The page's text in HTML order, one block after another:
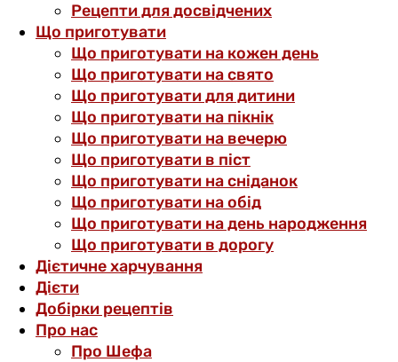
Рецепти для досвідчених
Що приготувати
Що приготувати на кожен день
Що приготувати на свято
Що приготувати для дитини
Що приготувати на пікнік
Що приготувати на вечерю
Що приготувати в піст
Що приготувати на сніданок
Що приготувати на обід
Що приготувати на день народження
Що приготувати в дорогу
Дієтичне харчування
Дієти
Добірки рецептів
Про нас
Про Шефа